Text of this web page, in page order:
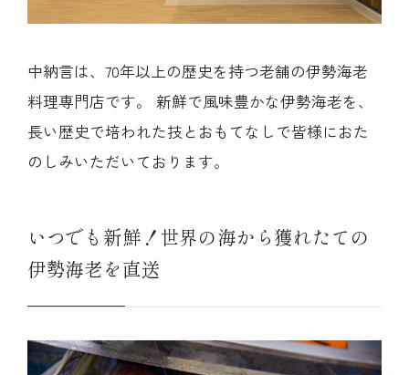
中納言は、70年以上の歴史を持つ老舗の伊勢海老
料理専門店です。 新鮮で風味豊かな伊勢海老を、
長い歴史で培われた技とおもてなしで皆様におた
のしみいただいております。
いつでも新鮮！世界の海から獲れたての
伊勢海老を直送